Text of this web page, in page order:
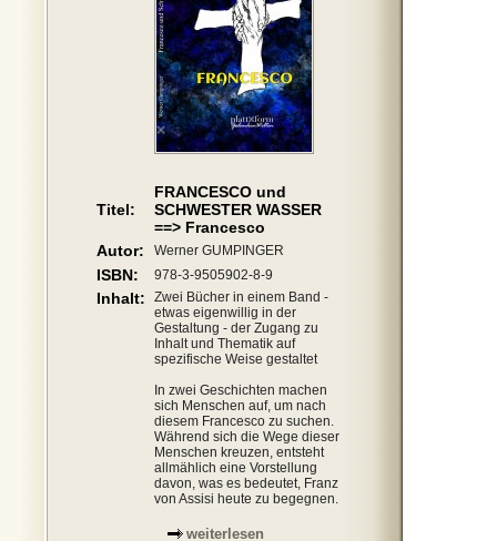
Titel:
FRANCESCO und
SCHWESTER WASSER
==> Francesco
Autor:
Werner GUMPINGER
ISBN: 978-3-9505902-8-9
Inhalt:
Zwei Bücher in einem Band -
etwas eigenwillig in der
Gestaltung - der Zugang zu
Inhalt und Thematik auf
spezifische Weise gestaltet
In zwei Geschichten machen
sich Menschen auf, um nach
diesem Francesco zu suchen.
Während sich die Wege dieser
Menschen kreuzen, entsteht
allmählich eine Vorstellung
davon, was es bedeutet, Franz
von Assisi heute zu begegnen.
weiterlesen